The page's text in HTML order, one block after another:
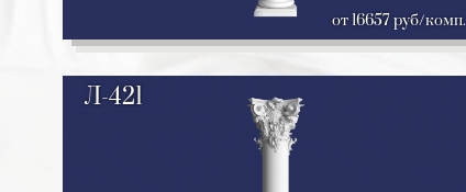
от 16657 руб/комп.
Л-421